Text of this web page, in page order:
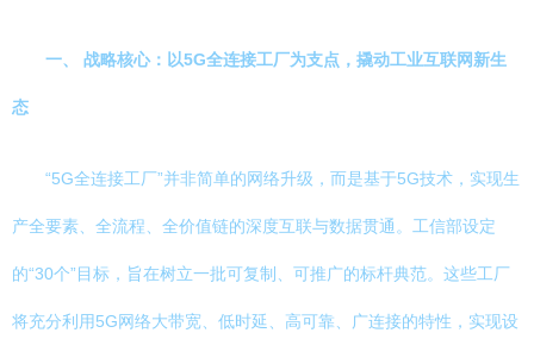
一、 战略核心：以5G全连接工厂为支点，撬动工业互联网新生
态
“5G全连接工厂”并非简单的网络升级，而是基于5G技术，实现生
产全要素、全流程、全价值链的深度互联与数据贯通。工信部设定
的“30个”目标，旨在树立一批可复制、可推广的标杆典范。这些工厂
将充分利用5G网络大带宽、低时延、高可靠、广连接的特性，实现设